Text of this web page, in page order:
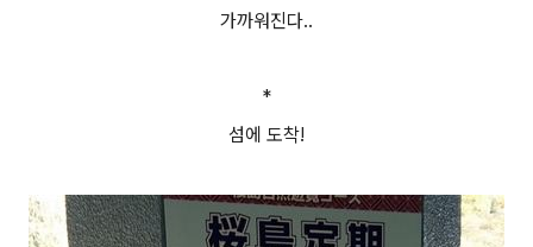
가까워진다..
*
섬에 도착!